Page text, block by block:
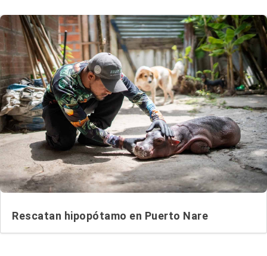
Rescatan hipopótamo en Puerto Nare